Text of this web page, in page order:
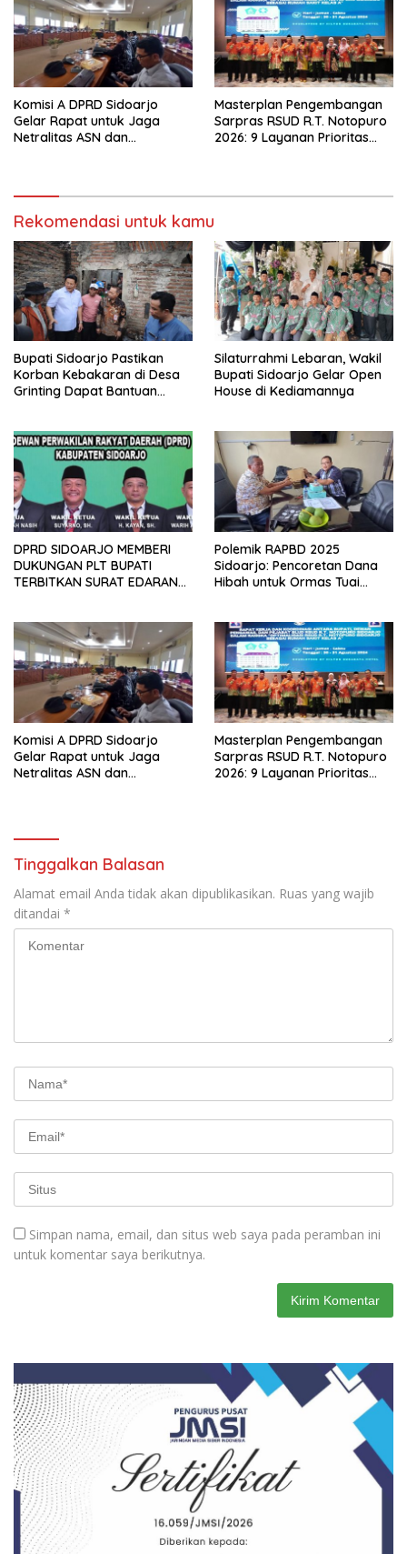
KELUAR KOTA
Komisi A DPRD Sidoarjo
Gelar Rapat untuk Jaga
Netralitas ASN dan
Masterplan Pengembangan
Sarpras RSUD R.T. Notopuro
2026: 9 Layanan Prioritas
Rekomendasi untuk kamu
Bupati Sidoarjo Pastikan
Korban Kebakaran di Desa
Grinting Dapat Bantuan
Silaturrahmi Lebaran, Wakil
Bupati Sidoarjo Gelar Open
House di Kediamannya
DPRD SIDOARJO MEMBERI
DUKUNGAN PLT BUPATI
TERBITKAN SURAT EDARAN
TK, PAUD, SD, SMP/MTS
KELUAR KOTA
Polemik RAPBD 2025
Sidoarjo: Pencoretan Dana
Hibah untuk Ormas Tuai
Komisi A DPRD Sidoarjo
Gelar Rapat untuk Jaga
Netralitas ASN dan
Masterplan Pengembangan
Sarpras RSUD R.T. Notopuro
2026: 9 Layanan Prioritas
Tinggalkan Balasan
Alamat email Anda tidak akan dipublikasikan. Ruas yang wajib
ditandai *
Simpan nama, email, dan situs web saya pada peramban ini
untuk komentar saya berikutnya.